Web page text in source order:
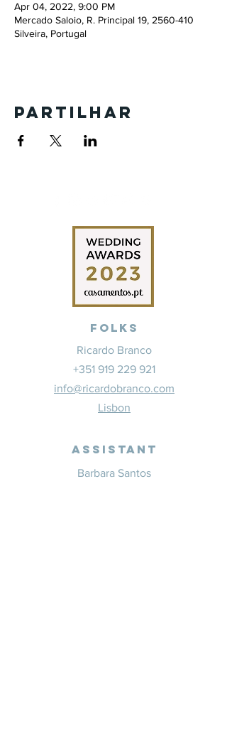
Apr 04, 2022, 9:00 PM
Mercado Saloio, R. Principal 19, 2560-410
Silveira, Portugal
Partilhar
Folks
Ricardo Branco
+351 919 229 921
info@ricardobranco.com
Lisbon
Assistant
Barbara Santos